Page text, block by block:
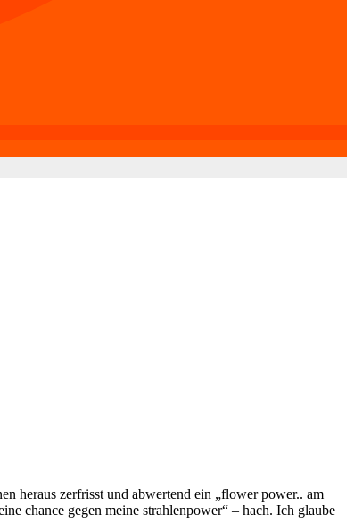
heraus zerfrisst und abwertend ein „flower power.. am
chance gegen meine strahlenpower“ – hach. Ich glaube